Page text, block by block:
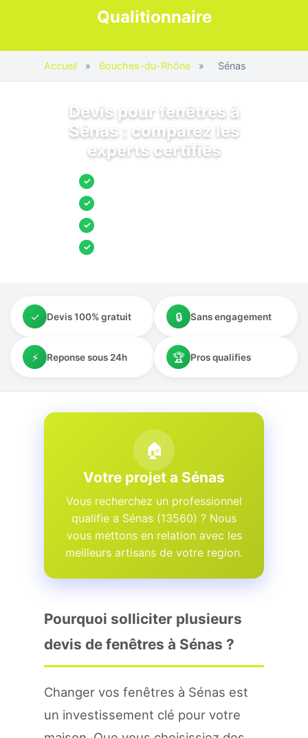
Qualitionnaire
Accueil » Bouches-du-Rhône » Sénas
Devis pour fenêtres à
Sénas : comparez les
experts certifiés
✓
✓
✓
✓
✓ Devis 100% gratuit 🔒 Sans engagement
⚡ Reponse sous 24h 🏆 Pros qualifies
🏠
Votre projet a Sénas
Vous recherchez un professionnel
qualifie a Sénas (13560) ? Nous
vous mettons en relation avec les
meilleurs artisans de votre region.
Pourquoi solliciter plusieurs
devis de fenêtres à Sénas ?
Changer vos fenêtres à Sénas est
un investissement clé pour votre